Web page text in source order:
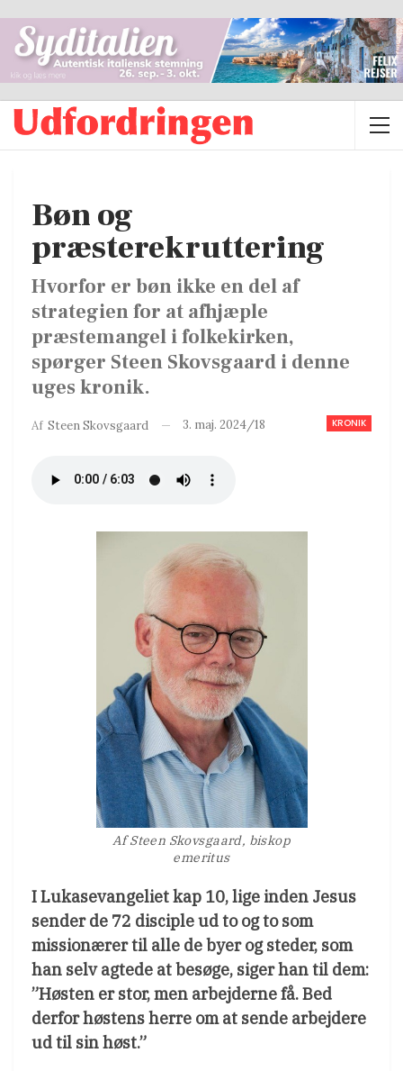
Bøn og
præsterekruttering
Hvorfor er bøn ikke en del af
strategien for at afhjæple
præstemangel i folkekirken,
spørger Steen Skovsgaard i denne
uges kronik.
KRONIK
Af Steen Skovsgaard 3. maj. 2024/18
Af Steen Skovsgaard, biskop
emeritus
I Lukasevangeliet kap 10, lige inden Jesus
sender de 72 disciple ud to og to som
missionærer til alle de byer og steder, som
han selv agtede at besøge, siger han til dem:
”Høsten er stor, men arbejderne få. Bed
derfor høstens herre om at sende arbejdere
ud til sin høst.”